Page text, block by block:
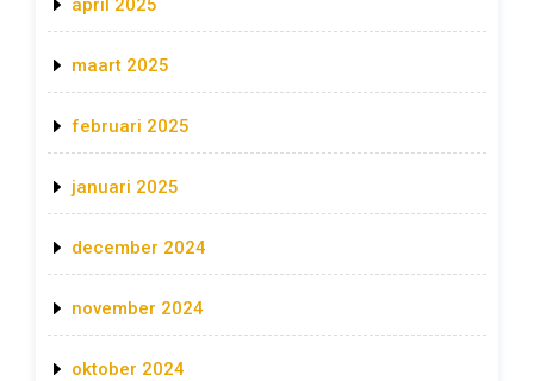
april 2025
maart 2025
februari 2025
januari 2025
december 2024
november 2024
oktober 2024